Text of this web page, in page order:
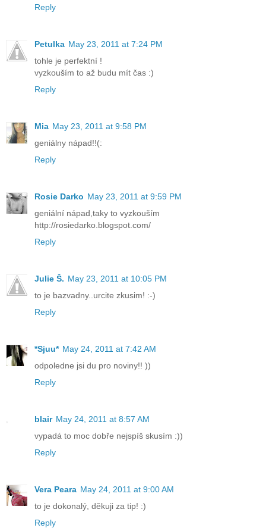
Reply
Petulka May 23, 2011 at 7:24 PM
tohle je perfektní !
vyzkouším to až budu mít čas :)
Reply
Mia May 23, 2011 at 9:58 PM
geniálny nápad!!(:
Reply
Rosie Darko May 23, 2011 at 9:59 PM
geniální nápad,taky to vyzkouším
http://rosiedarko.blogspot.com/
Reply
Julie Š. May 23, 2011 at 10:05 PM
to je bazvadny..urcite zkusim! :-)
Reply
*Sjuu* May 24, 2011 at 7:42 AM
odpoledne jsi du pro noviny!! ))
Reply
blair May 24, 2011 at 8:57 AM
vypadá to moc dobře nejspíš skusím :))
Reply
Vera Peara May 24, 2011 at 9:00 AM
to je dokonalý, děkuji za tip! :)
Reply